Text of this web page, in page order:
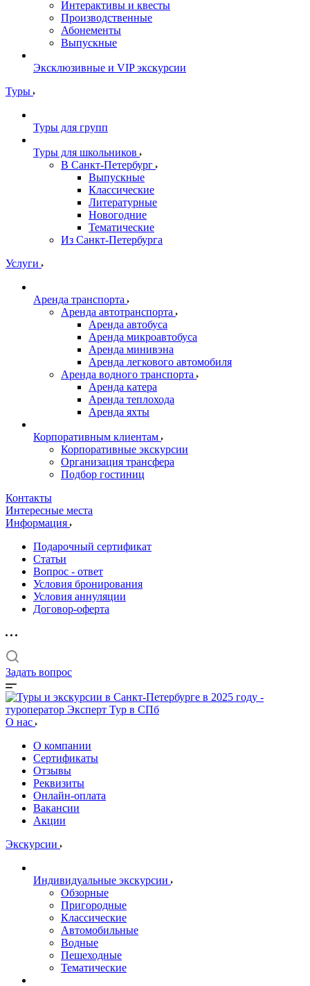
Интерактивы и квесты
Производственные
Абонементы
Выпускные
Эксклюзивные и VIP экскурсии
Туры
Туры для групп
Туры для школьников
В Санкт-Петербург
Выпускные
Классические
Литературные
Новогодние
Тематические
Из Санкт-Петербурга
Услуги
Аренда транспорта
Аренда автотранспорта
Аренда автобуса
Аренда микроавтобуса
Аренда минивэна
Аренда легкового автомобиля
Аренда водного транспорта
Аренда катера
Аренда теплохода
Аренда яхты
Корпоративным клиентам
Корпоративные экскурсии
Организация трансфера
Подбор гостиниц
Контакты
Интересные места
Информация
Подарочный сертификат
Статьи
Вопрос - ответ
Условия бронирования
Условия аннуляции
Договор-оферта
Задать вопрос
О нас
О компании
Сертификаты
Отзывы
Реквизиты
Онлайн-оплата
Вакансии
Акции
Экскурсии
Индивидуальные экскурсии
Обзорные
Пригородные
Классические
Автомобильные
Водные
Пешеходные
Тематические